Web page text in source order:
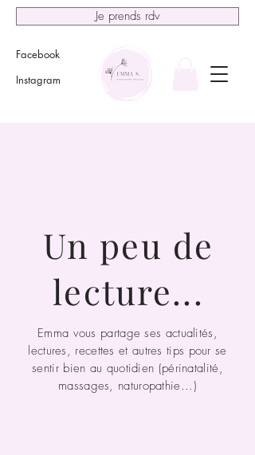
Instagram
Facebook
Je prends rdv
Un peu de
lecture...
Emma vous partage ses actualités,
lectures, recettes et autres tips pour se
sentir bien au quotidien (périnatalité,
massages, naturopathie...)